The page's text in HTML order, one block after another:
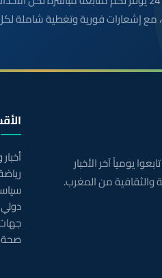
مع إشعارات فورية وتغطية شاملة
يومياً آخر الأخبار
والثقافية من المغرب.
دولي
صحة